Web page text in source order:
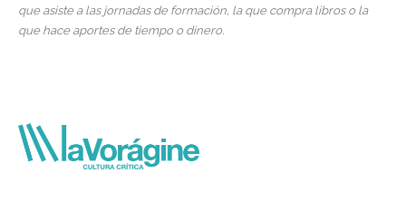
que asiste a las jornadas de formación, la que compra libros o la
que hace aportes de tiempo o dinero.